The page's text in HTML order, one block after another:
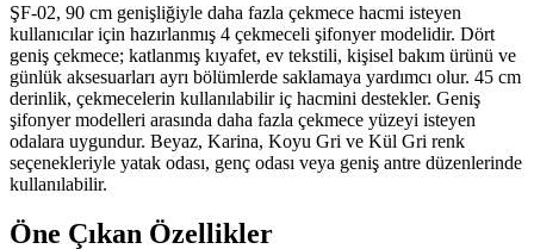
ŞF-02, 90 cm genişliğiyle daha fazla çekmece hacmi isteyen
kullanıcılar için hazırlanmış 4 çekmeceli şifonyer modelidir. Dört
geniş çekmece; katlanmış kıyafet, ev tekstili, kişisel bakım ürünü ve
günlük aksesuarları ayrı bölümlerde saklamaya yardımcı olur. 45 cm
derinlik, çekmecelerin kullanılabilir iç hacmini destekler. Geniş
şifonyer modelleri arasında daha fazla çekmece yüzeyi isteyen
odalara uygundur. Beyaz, Karina, Koyu Gri ve Kül Gri renk
seçenekleriyle yatak odası, genç odası veya geniş antre düzenlerinde
kullanılabilir.
Öne Çıkan Özellikler